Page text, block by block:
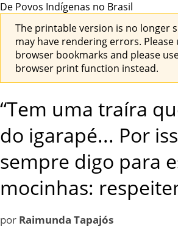
De Povos Indígenas no Brasil
The printable version is no longer
may have rendering errors.
browser bookmarks and please
browser print function instead.
“Tem uma traíra
do igarapé... Por
sempre digo para
mocinhas:
por Raimunda Tapajós